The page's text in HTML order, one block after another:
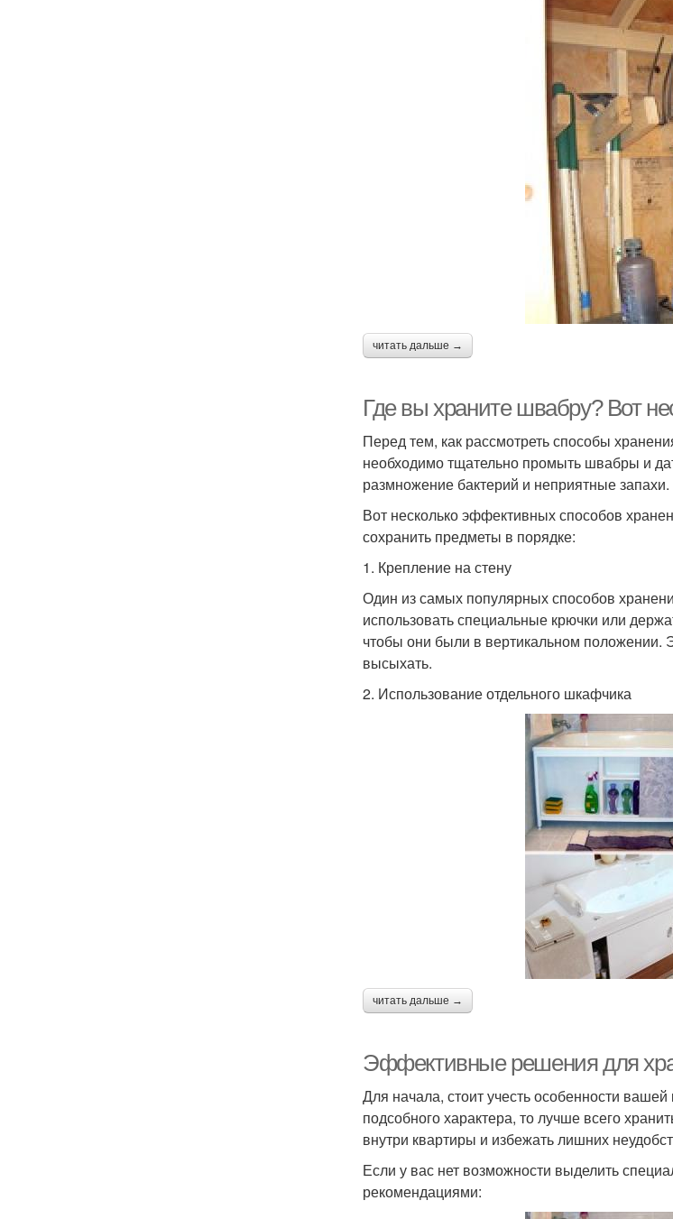
читать дальше →
Где вы храните швабру? Вот
Перед тем, как рассмотреть способы
необходимо тщательно промыть швабры и
размножение бактерий и неприятные запахи.
Вот несколько эффективных способов
сохранить предметы в порядке:
1. Крепление на стену
Один из самых популярных способов
использовать специальные крючки или
чтобы они были в вертикальном положении.
высыхать.
2. Использование отдельного шкафчика
читать дальше →
Эффективные решения для
Для начала, стоит учесть особенности
подсобного характера, то лучше всего
внутри квартиры и избежать лишних
Если у вас нет возможности выделить
рекомендациями: